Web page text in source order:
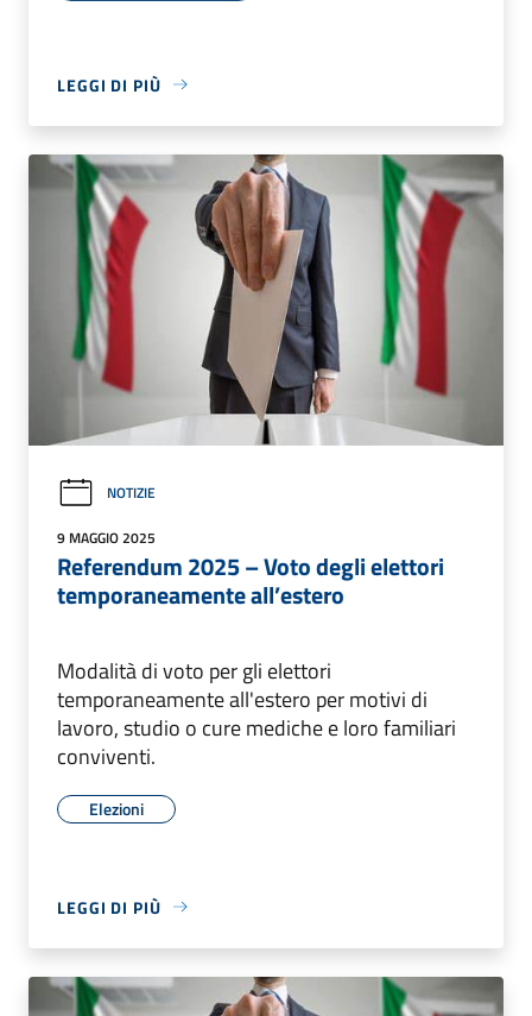
LEGGI DI PIÙ
NOTIZIE
9 MAGGIO 2025
Referendum 2025 – Voto degli elettori
temporaneamente all’estero
Modalità di voto per gli elettori
temporaneamente all'estero per motivi di
lavoro, studio o cure mediche e loro familiari
conviventi.
Elezioni
LEGGI DI PIÙ